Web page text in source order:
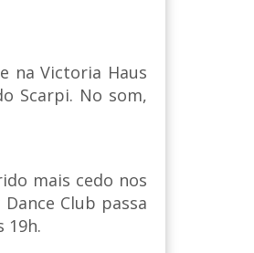
na Victoria Haus
Scarpi. No som,
mais cedo nos
Club passa
19h.